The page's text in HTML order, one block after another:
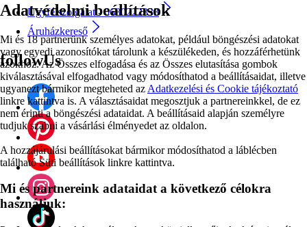
Adatvédelmi beállítások
Mi és 18 partnerünk személyes adatokat, például böngészési adatokat
vagy egyedi azonosítókat tárolunk a készülékeden, és hozzáférhetünk
azokhoz. Az Összes elfogadása és az Összes elutasítása gombok
kiválasztásával elfogadhatod vagy módosíthatod a beállításaidat, illetve
ugyanezt bármikor megteheted az Adatkezelési és Cookie tájékoztató
linkre kattintva is. A választásaidat megosztjuk a partnereinkkel, de ez
nem érinti a böngészési adataidat. A beállításaid alapján személyre
tudjuk szabni a vásárlási élményedet az oldalon.
A hozzájárulási beállításokat bármikor módosíthatod a láblécben
található Süti beállítások linkre kattintva.
Mi és partnereink adataidat a következő célokra
használjuk:
Ügyfélszolgálat - 0680222333
Áruházkereső
followUs